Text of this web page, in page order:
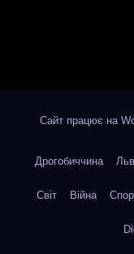
Сайт працює на
Дрогобиччина
Світ Війна